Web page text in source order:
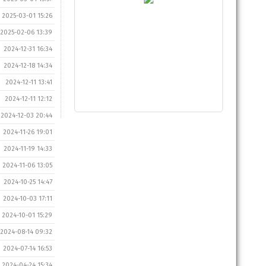
2025-03-01 15:26
2025-02-06 13:39
2024-12-31 16:34
2024-12-18 14:34
2024-12-11 13:41
2024-12-11 12:12
2024-12-03 20:44
2024-11-26 19:01
2024-11-19 14:33
2024-11-06 13:05
2024-10-25 14:47
2024-10-03 17:11
2024-10-01 15:29
2024-08-14 09:32
2024-07-14 16:53